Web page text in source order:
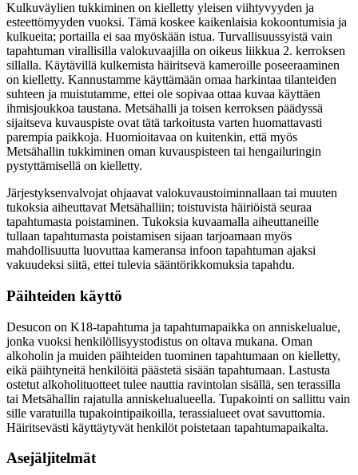
Kulkuväylien tukkiminen on kielletty yleisen viihtyvyyden ja
esteettömyyden vuoksi. Tämä koskee kaikenlaisia kokoontumisia ja
kulkueita; portailla ei saa myöskään istua. Turvallisuussyistä vain
tapahtuman virallisilla valokuvaajilla on oikeus liikkua 2. kerroksen
sillalla. Käytävillä kulkemista häiritsevä kameroille poseeraaminen
on kielletty. Kannustamme käyttämään omaa harkintaa tilanteiden
suhteen ja muistutamme, ettei ole sopivaa ottaa kuvaa käyttäen
ihmisjoukkoa taustana. Metsähalli ja toisen kerroksen päädyssä
sijaitseva kuvauspiste ovat tätä tarkoitusta varten huomattavasti
parempia paikkoja. Huomioitavaa on kuitenkin, että myös
Metsähallin tukkiminen oman kuvauspisteen tai hengailuringin
pystyttämisellä on kielletty.
Järjestyksenvalvojat ohjaavat valokuvaustoiminnallaan tai muuten
tukoksia aiheuttavat Metsähalliin; toistuvista häiriöistä seuraa
tapahtumasta poistaminen. Tukoksia kuvaamalla aiheuttaneille
tullaan tapahtumasta poistamisen sijaan tarjoamaan myös
mahdollisuutta luovuttaa kameransa infoon tapahtuman ajaksi
vakuudeksi siitä, ettei tulevia sääntörikkomuksia tapahdu.
Päihteiden käyttö
Desucon on K18-tapahtuma ja tapahtumapaikka on anniskelualue,
jonka vuoksi henkilöllisyystodistus on oltava mukana. Oman
alkoholin ja muiden päihteiden tuominen tapahtumaan on kielletty,
eikä päihtyneitä henkilöitä päästetä sisään tapahtumaan. Lastusta
ostetut alkoholituotteet tulee nauttia ravintolan sisällä, sen terassilla
tai Metsähallin rajatulla anniskelualueella. Tupakointi on sallittu vain
sille varatuilla tupakointipaikoilla, terassialueet ovat savuttomia.
Häiritsevästi käyttäytyvät henkilöt poistetaan tapahtumapaikalta.
Asejäljitelmät